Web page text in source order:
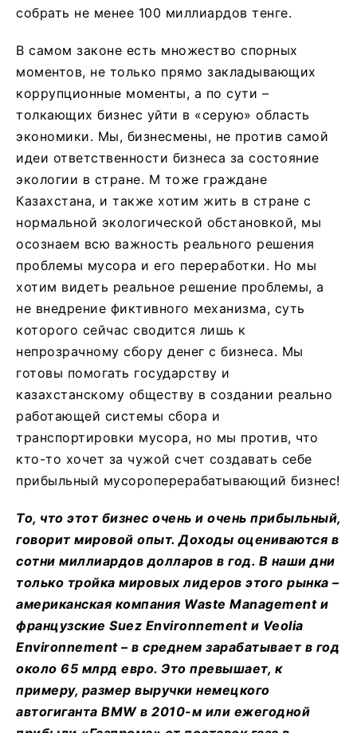
собрать не менее 100 миллиардов тенге.
В самом законе есть множество спорных
моментов, не только прямо закладывающих
коррупционные моменты, а по сути –
толкающих бизнес уйти в «серую» область
экономики. Мы, бизнесмены, не против самой
идеи ответственности бизнеса за состояние
экологии в стране. М тоже граждане
Казахстана, и также хотим жить в стране с
нормальной экологической обстановкой, мы
осознаем всю важность реального решения
проблемы мусора и его переработки. Но мы
хотим видеть реальное решение проблемы, а
не внедрение фиктивного механизма, суть
которого сейчас сводится лишь к
непрозрачному сбору денег с бизнеса. Мы
готовы помогать государству и
казахстанскому обществу в создании реально
работающей системы сбора и
транспортировки мусора, но мы против, что
кто-то хочет за чужой счет создавать себе
прибыльный мусороперерабатывающий бизнес!
То, что этот бизнес очень и очень прибыльный,
говорит мировой опыт. Доходы оцениваются в
сотни миллиардов долларов в год. В наши дни
только тройка мировых лидеров этого рынка –
американская компания Waste Management и
французские Suez Environnement и Veolia
Environnement – в среднем зарабатывает в год
около 65 млрд евро. Это превышает, к
примеру, размер выручки немецкого
автогиганта BMW в 2010-м или ежегодной